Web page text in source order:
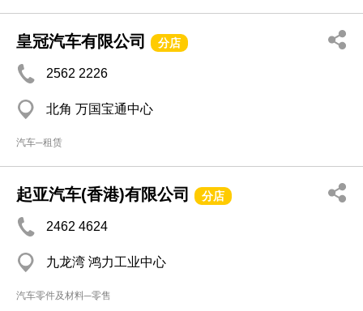
皇冠汽车有限公司 分店
2562 2226
北角 万国宝通中心
汽车─租赁
起亚汽车(香港)有限公司 分店
2462 4624
九龙湾 鸿力工业中心
汽车零件及材料─零售